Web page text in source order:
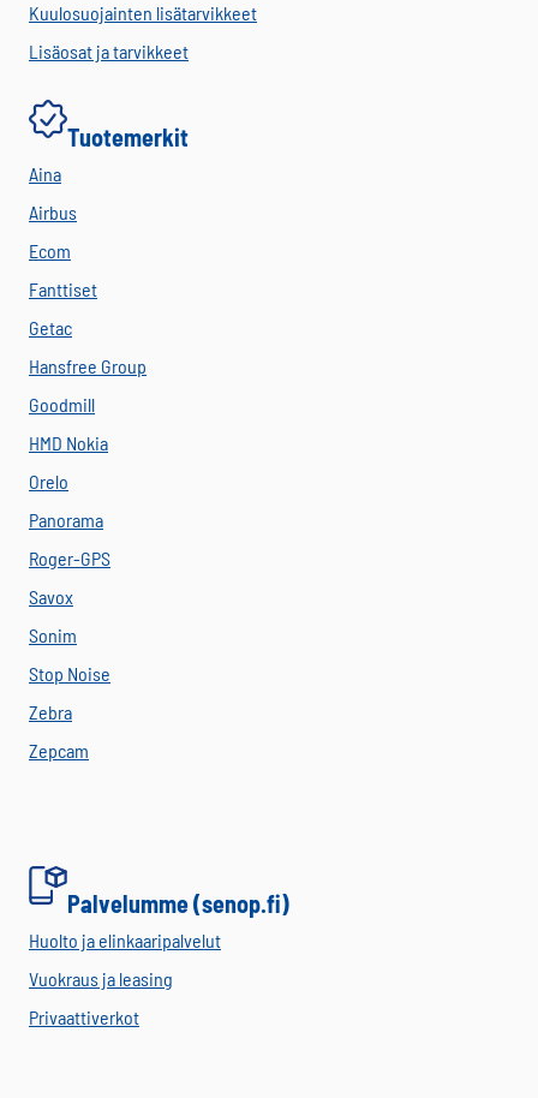
Kuulosuojainten lisätarvikkeet
Lisäosat ja tarvikkeet
Tuotemerkit
Aina
Airbus
Ecom
Fanttiset
Getac
Hansfree Group
Goodmill
HMD Nokia
Orelo
Panorama
Roger-GPS
Savox
Sonim
Stop Noise
Zebra
Zepcam
Palvelumme (senop.fi)
Huolto ja elinkaaripalvelut
Vuokraus ja leasing
Privaattiverkot